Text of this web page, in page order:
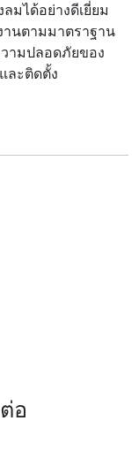
มได้อย่างดีเยี่ยม
นตามมาตราฐาน
ามปลอดภัยของ
ละติดตั้ง
อ